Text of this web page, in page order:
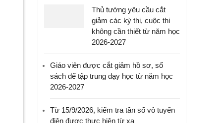
Thủ tướng yêu cầu cắt
giảm các kỳ thi, cuộc thi
không cần thiết từ năm học
2026-2027
Giáo viên được cắt giảm hồ sơ, sổ
sách để tập trung dạy học từ năm học
2026-2027
Từ 15/9/2026, kiểm tra tần số vô tuyến
điện được thực hiện từ xa